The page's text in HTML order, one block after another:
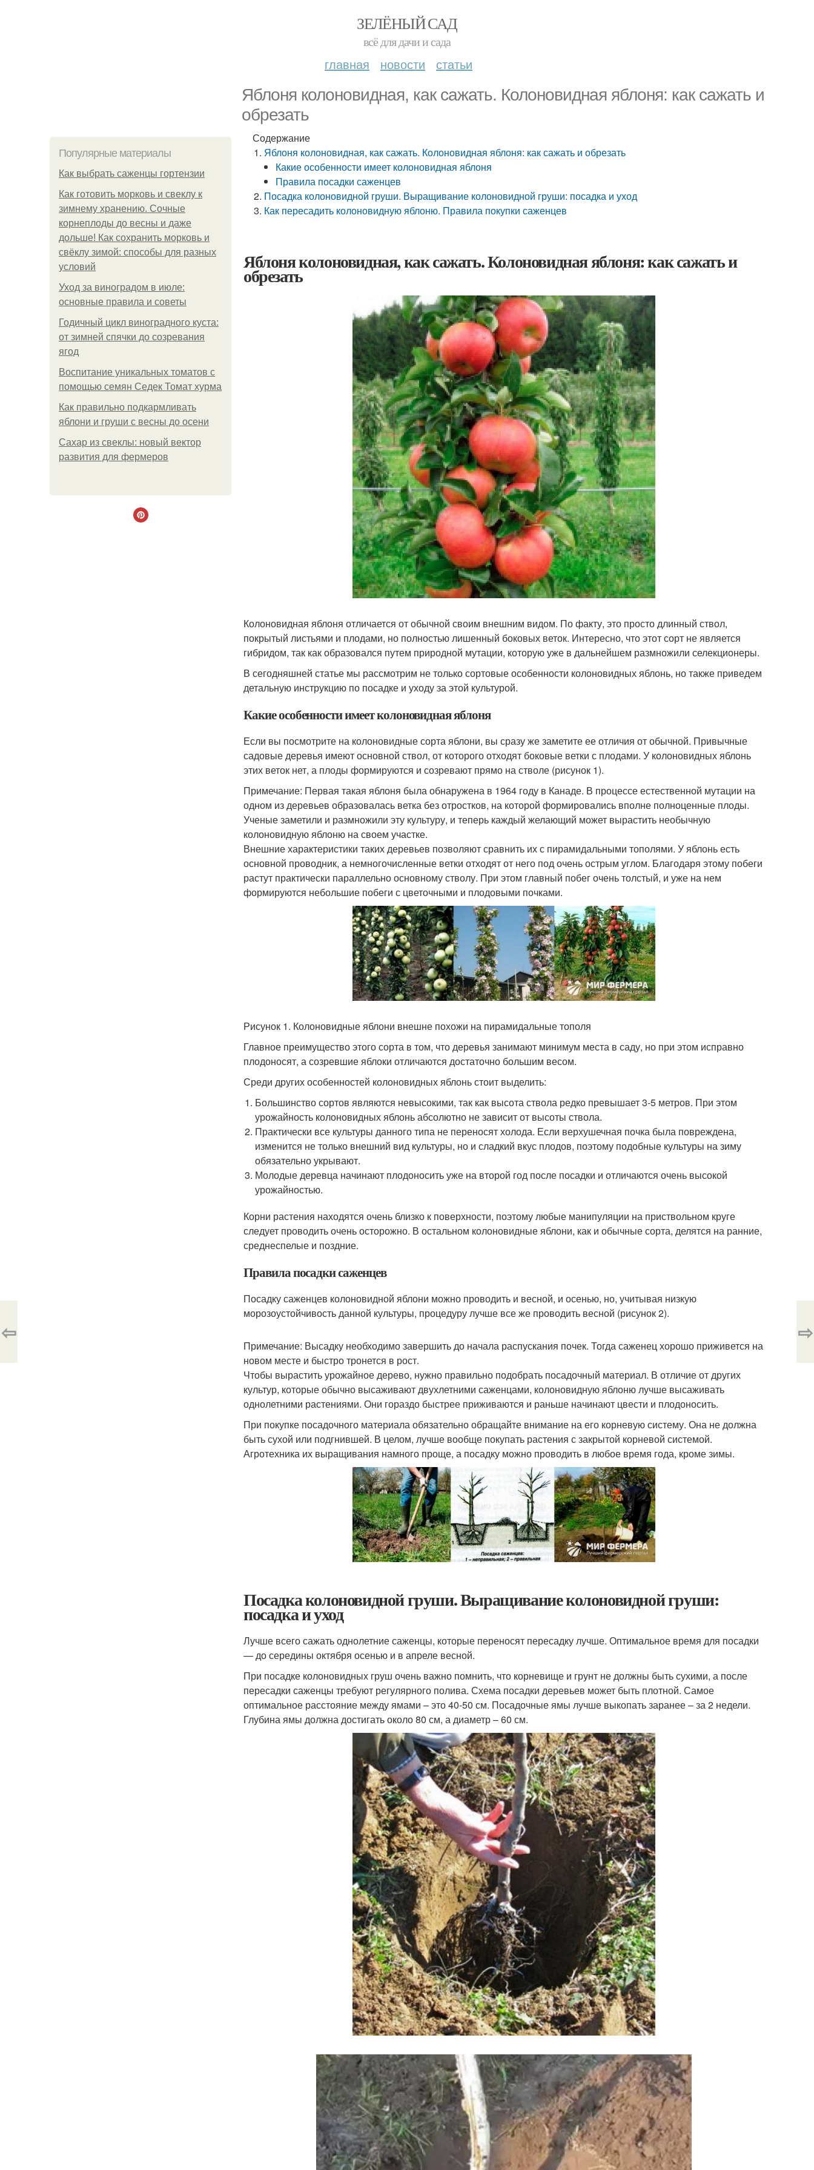
ЗЕЛЁНЫЙ САД
всё для дачи и сада
главная новости статьи
Яблоня колоновидная, как сажать. Колоновидная яблоня: как сажать и
обрезать
Популярные материалы
Как выбрать саженцы гортензии
Как готовить морковь и свеклу к
зимнему хранению. Сочные
корнеплоды до весны и даже
дольше! Как сохранить морковь и
свёклу зимой: способы для разных
условий
Уход за виноградом в июле:
основные правила и советы
Годичный цикл виноградного куста:
от зимней спячки до созревания
ягод
Воспитание уникальных томатов с
помощью семян Седек Томат хурма
Как правильно подкармливать
яблони и груши с весны до осени
Сахар из свеклы: новый вектор
развития для фермеров
Содержание
Яблоня колоновидная, как сажать. Колоновидная яблоня: как сажать и обрезать
Какие особенности имеет колоновидная яблоня
Правила посадки саженцев
Посадка колоновидной груши. Выращивание колоновидной груши: посадка и уход
Как пересадить колоновидную яблоню. Правила покупки саженцев
Яблоня колоновидная, как сажать. Колоновидная яблоня: как сажать и
обрезать
Колоновидная яблоня отличается от обычной своим внешним видом. По факту, это просто длинный ствол,
покрытый листьями и плодами, но полностью лишенный боковых веток. Интересно, что этот сорт не является
гибридом, так как образовался путем природной мутации, которую уже в дальнейшем размножили селекционеры.
В сегодняшней статье мы рассмотрим не только сортовые особенности колоновидных яблонь, но также приведем
детальную инструкцию по посадке и уходу за этой культурой.
Какие особенности имеет колоновидная яблоня
Если вы посмотрите на колоновидные сорта яблони, вы сразу же заметите ее отличия от обычной. Привычные
садовые деревья имеют основной ствол, от которого отходят боковые ветки с плодами. У колоновидных яблонь
этих веток нет, а плоды формируются и созревают прямо на стволе (рисунок 1).
Примечание: Первая такая яблоня была обнаружена в 1964 году в Канаде. В процессе естественной мутации на
одном из деревьев образовалась ветка без отростков, на которой формировались вполне полноценные плоды.
Ученые заметили и размножили эту культуру, и теперь каждый желающий может вырастить необычную
колоновидную яблоню на своем участке.
Внешние характеристики таких деревьев позволяют сравнить их с пирамидальными тополями. У яблонь есть
основной проводник, а немногочисленные ветки отходят от него под очень острым углом. Благодаря этому побеги
растут практически параллельно основному стволу. При этом главный побег очень толстый, и уже на нем
формируются небольшие побеги с цветочными и плодовыми почками.
Рисунок 1. Колоновидные яблони внешне похожи на пирамидальные тополя
Главное преимущество этого сорта в том, что деревья занимают минимум места в саду, но при этом исправно
плодоносят, а созревшие яблоки отличаются достаточно большим весом.
Среди других особенностей колоновидных яблонь стоит выделить:
Большинство сортов являются невысокими, так как высота ствола редко превышает 3-5 метров. При этом
урожайность колоновидных яблонь абсолютно не зависит от высоты ствола.
Практически все культуры данного типа не переносят холода. Если верхушечная почка была повреждена,
изменится не только внешний вид культуры, но и сладкий вкус плодов, поэтому подобные культуры на зиму
обязательно укрывают.
Молодые деревца начинают плодоносить уже на второй год после посадки и отличаются очень высокой
урожайностью.
Корни растения находятся очень близко к поверхности, поэтому любые манипуляции на приствольном круге
следует проводить очень осторожно. В остальном колоновидные яблони, как и обычные сорта, делятся на ранние,
среднеспелые и поздние.
Правила посадки саженцев
Посадку саженцев колоновидной яблони можно проводить и весной, и осенью, но, учитывая низкую
морозоустойчивость данной культуры, процедуру лучше все же проводить весной (рисунок 2).
Примечание: Высадку необходимо завершить до начала распускания почек. Тогда саженец хорошо приживется на
новом месте и быстро тронется в рост.
Чтобы вырастить урожайное дерево, нужно правильно подобрать посадочный материал. В отличие от других
культур, которые обычно высаживают двухлетними саженцами, колоновидную яблоню лучше высаживать
однолетними растениями. Они гораздо быстрее приживаются и раньше начинают цвести и плодоносить.
При покупке посадочного материала обязательно обращайте внимание на его корневую систему. Она не должна
быть сухой или подгнившей. В целом, лучше вообще покупать растения с закрытой корневой системой.
Агротехника их выращивания намного проще, а посадку можно проводить в любое время года, кроме зимы.
Посадка колоновидной груши. Выращивание колоновидной груши:
посадка и уход
Лучше всего сажать однолетние саженцы, которые переносят пересадку лучше. Оптимальное время для посадки
— до середины октября осенью и в апреле весной.
При посадке колоновидных груш очень важно помнить, что корневище и грунт не должны быть сухими, а после
пересадки саженцы требуют регулярного полива. Схема посадки деревьев может быть плотной. Самое
оптимальное расстояние между ямами – это 40-50 см. Посадочные ямы лучше выкопать заранее – за 2 недели.
Глубина ямы должна достигать около 80 см, а диаметр – 60 см.
⇦ ⇨